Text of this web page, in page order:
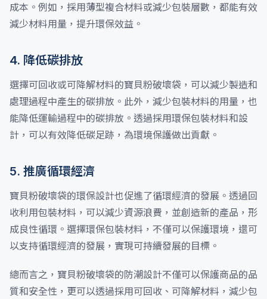
成本。例如，採用薄型複合材料或減少包裝層數，都能有效
減少材料用量，提升環保效益。
4. 降低碳排放
選擇可回收或可降解材料的寶貝粉破壞袋，可以減少製造和
處理過程中產生的碳排放。此外，減少包裝材料的用量，也
能降低運輸過程中的碳排放。透過採用環保包裝材料和設
計，可以有效降低碳足跡，為環境保護做出貢獻。
5. 推廣循環經濟
寶貝粉破壞袋的環保設計也促進了循環經濟的發展。透過回
收利用包裝材料，可以減少資源浪費，並創造新的產品，形
成良性循環。選擇環保包裝材料，不僅可以保護環境，還可
以支持循環經濟的發展，實現可持續發展的目標。
總而言之，寶貝粉破壞袋的防潮設計不僅可以保護商品的品
質和安全性，更可以透過採用可回收、可降解材料，減少包